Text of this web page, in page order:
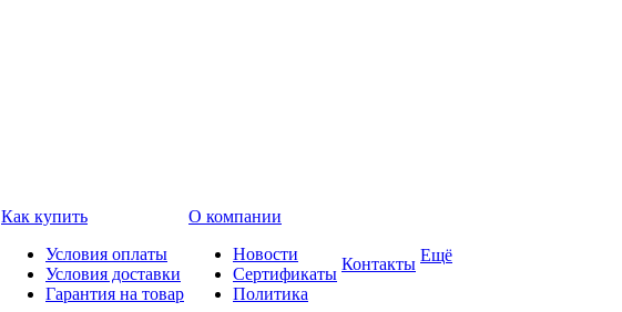
Как купить
Условия оплаты
Условия доставки
Гарантия на товар
О компании
Новости
Сертификаты
Политика
Контакты Ещё